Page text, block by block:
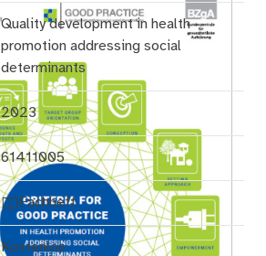
Quality development in health
promotion addressing social
determinants
2023
61411005
Fachheft
Kostenlos